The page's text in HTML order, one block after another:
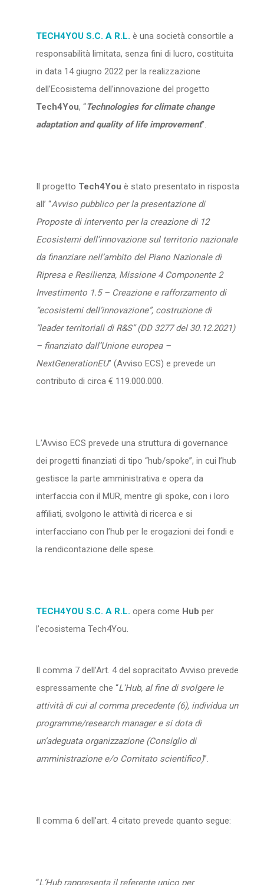
TECH4YOU S.C. A R.L. è una società consortile a
responsabilità limitata, senza fini di lucro, costituita
in data 14 giugno 2022 per la realizzazione
dell’Ecosistema dell’innovazione del progetto
Tech4You, “Technologies for climate change
adaptation and quality of life improvement”.
Il progetto Tech4You è stato presentato in risposta
all’ “Avviso pubblico per la presentazione di
Proposte di intervento per la creazione di 12
Ecosistemi dell’innovazione sul territorio nazionale
da finanziare nell’ambito del Piano Nazionale di
Ripresa e Resilienza, Missione 4 Componente 2
Investimento 1.5 – Creazione e rafforzamento di
“ecosistemi dell’innovazione”, costruzione di
“leader territoriali di R&S” (DD 3277 del 30.12.2021)
– finanziato dall’Unione europea –
NextGenerationEU” (Avviso ECS) e prevede un
contributo di circa € 119.000.000.
L’Avviso ECS prevede una struttura di governance
dei progetti finanziati di tipo “hub/spoke”, in cui l’hub
gestisce la parte amministrativa e opera da
interfaccia con il MUR, mentre gli spoke, con i loro
affiliati, svolgono le attività di ricerca e si
interfacciano con l’hub per le erogazioni dei fondi e
la rendicontazione delle spese.
TECH4YOU S.C. A R.L.opera come Hub per
l’ecosistema Tech4You.
Il comma 7 dell’Art. 4 del sopracitato Avviso prevede
espressamente che “L’Hub, al fine di svolgere le
attività di cui al comma precedente (6), individua un
programme/research manager e si dota di
un’adeguata organizzazione (Consiglio di
amministrazione e/o Comitato scientifico)”.
Il comma 6 dell’art. 4 citato prevede quanto segue:
“L’Hub rappresenta il referente unico per